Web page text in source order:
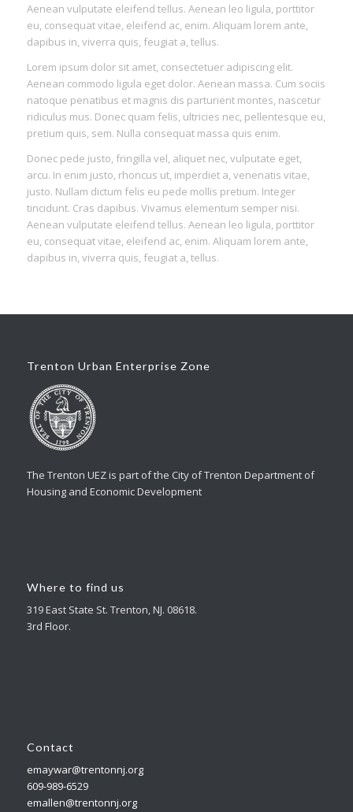
Aenean vulputate eleifend tellus. Aenean leo ligula, porttitor
eu, consequat vitae, eleifend ac, enim. Aliquam lorem ante,
dapibus in, viverra quis, feugiat a, tellus.
Lorem ipsum dolor sit amet, consectetuer adipiscing elit.
Aenean commodo ligula eget dolor. Aenean massa. Cum sociis
natoque penatibus et magnis dis parturient montes, nascetur
ridiculus mus. Donec quam felis, ultricies nec, pellentesque eu,
pretium quis, sem. Nulla consequat massa quis enim.
Donec pede justo, fringilla vel, aliquet nec, vulputate eget,
arcu. In enim justo, rhoncus ut, imperdiet a, venenatis vitae,
justo. Nullam dictum felis eu pede mollis pretium. Integer
tincidunt. Cras dapibus. Vivamus elementum semper nisi.
Aenean vulputate eleifend tellus. Aenean leo ligula, porttitor
eu, consequat vitae, eleifend ac, enim. Aliquam lorem ante,
dapibus in, viverra quis, feugiat a, tellus.
Trenton Urban Enterprise Zone
The Trenton UEZ is part of the City of Trenton Department of
Housing and Economic Development
Where to find us
319 East State St. Trenton, NJ. 08618.
3rd Floor.
Contact
emaywar@trentonnj.org
609-989-6529
emallen@trentonnj.org